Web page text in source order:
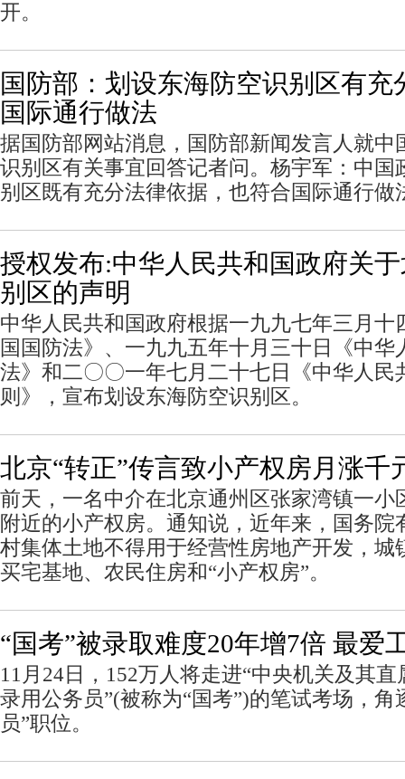
开。
国防部：划设东海防空识别区有充
国际通行做法
据国防部网站消息，国防部新闻发言人就中
识别区有关事宜回答记者问。杨宇军：中国
别区既有充分法律依据，也符合国际通行做
授权发布:中华人民共和国政府关
别区的声明
中华人民共和国政府根据一九九七年三月十
国国防法》、一九九五年十月三十日《中华
法》和二〇〇一年七月二十七日《中华人民
则》，宣布划设东海防空识别区。
北京“转正”传言致小产权房月涨千
前天，一名中介在北京通州区张家湾镇一小
附近的小产权房。通知说，近年来，国务院
村集体土地不得用于经营性房地产开发，城
买宅基地、农民住房和“小产权房”。
“国考”被录取难度20年增7倍 最爱
11月24日，152万人将走进“中央机关及其
录用公务员”(被称为“国考”)的笔试考场，角
员”职位。